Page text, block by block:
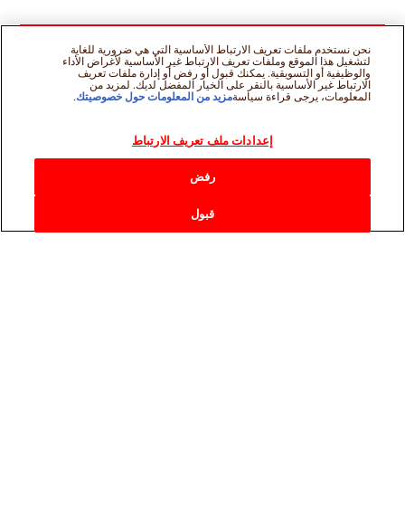
نحن نستخدم ملفات تعريف الارتباط الأساسية التي هي ضرورية للغاية
لتشغيل هذا الموقع وملفات تعريف الارتباط غير الأساسية لأغراض الأداء
والوظيفية أو التسويقية. يمكنك قبول أو رفض أو إدارة ملفات تعريف
الارتباط غير الأساسية بالنقر على الخيار المفضل لديك. لمزيد من
المعلومات، يرجى قراءة سياسةمزيد من المعلومات حول خصوصيتك.
إعدادات ملف تعريف الارتباط
رفض
قبول